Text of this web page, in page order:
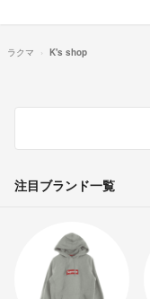
ラクマ K's shop
注目ブランド一覧